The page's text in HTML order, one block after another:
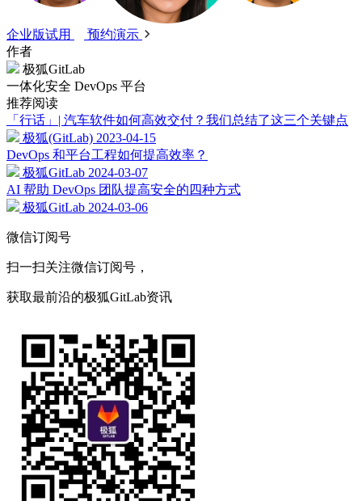
企业版试用
预约演示
作者
极狐GitLab
一体化安全 DevOps 平台
推荐阅读
「行话」| 汽车软件如何高效交付？我们总结了这三个关键点
极狐(GitLab) 2023-04-15
DevOps 和平台工程如何提高效率？
极狐GitLab 2024-03-07
AI 帮助 DevOps 团队提高安全的四种方式
极狐GitLab 2024-03-06
微信订阅号
扫一扫关注微信订阅号，
获取最前沿的极狐GitLab资讯